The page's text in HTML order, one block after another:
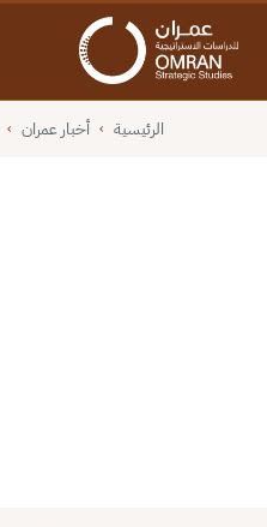
الرئيسية › أخبار عمران ›